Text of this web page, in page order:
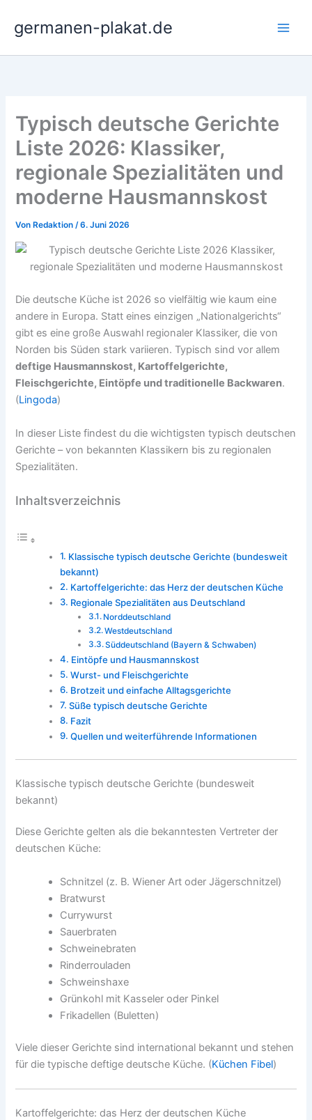
Inhalt
springen
germanen-plakat.de
Typisch deutsche Gerichte
Liste 2026: Klassiker,
regionale Spezialitäten und
moderne Hausmannskost
Von Redaktion/6. Juni 2026
Die deutsche Küche ist 2026 so vielfältig wie kaum eine
andere in Europa. Statt eines einzigen „Nationalgerichts“
gibt es eine große Auswahl regionaler Klassiker, die von
Norden bis Süden stark variieren. Typisch sind vor allem
deftige Hausmannskost, Kartoffelgerichte,
Fleischgerichte, Eintöpfe und traditionelle Backwaren.
(Lingoda)
In dieser Liste findest du die wichtigsten typisch deutschen
Gerichte – von bekannten Klassikern bis zu regionalen
Spezialitäten.
Inhaltsverzeichnis
Klassische typisch deutsche Gerichte (bundesweit
bekannt)
Kartoffelgerichte: das Herz der deutschen Küche
Regionale Spezialitäten aus Deutschland
Norddeutschland
Westdeutschland
Süddeutschland (Bayern & Schwaben)
Eintöpfe und Hausmannskost
Wurst- und Fleischgerichte
Brotzeit und einfache Alltagsgerichte
Süße typisch deutsche Gerichte
Fazit
Quellen und weiterführende Informationen
Klassische typisch deutsche Gerichte (bundesweit
bekannt)
Diese Gerichte gelten als die bekanntesten Vertreter der
deutschen Küche:
Schnitzel (z. B. Wiener Art oder Jägerschnitzel)
Bratwurst
Currywurst
Sauerbraten
Schweinebraten
Rinderrouladen
Schweinshaxe
Grünkohl mit Kasseler oder Pinkel
Frikadellen (Buletten)
Viele dieser Gerichte sind international bekannt und stehen
für die typische deftige deutsche Küche. (Küchen Fibel)
Kartoffelgerichte: das Herz der deutschen Küche